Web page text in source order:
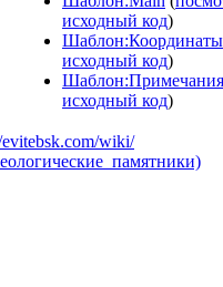
исходный код)
Шаблон:Координаты
исходный код)
Шаблон:Примечания
исходный код)
wiki/